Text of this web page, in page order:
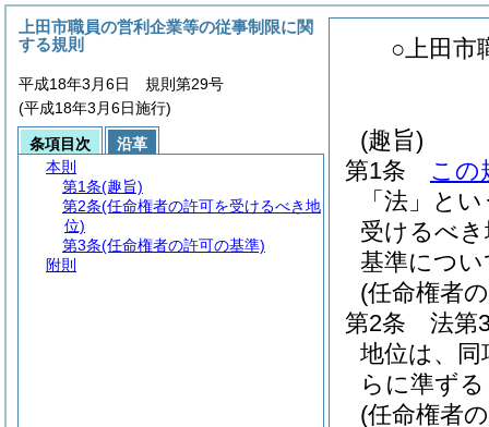
○上田市
(趣旨)
第1条
この
「法」と
受けるべ
基準につ
(任命権者
第2条
法第
地位は、
らに準ず
(任命権者
上田市職員の営利企業等の従事制限に関
する規則
平成18年3月6日 規則第29号
(平成18年3月6日施行)
条項目次
沿革
本則
第1条(趣旨)
第2条(任命権者の許可を受けるべき地
位)
第3条(任命権者の許可の基準)
附則